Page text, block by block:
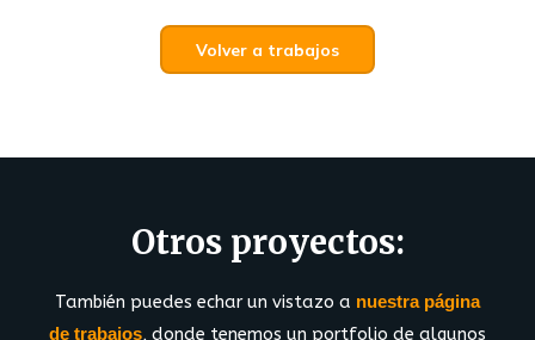
Volver a trabajos
Otros proyectos:
También puedes echar un vistazo a nuestra página
de trabajos, donde tenemos un portfolio de algunos